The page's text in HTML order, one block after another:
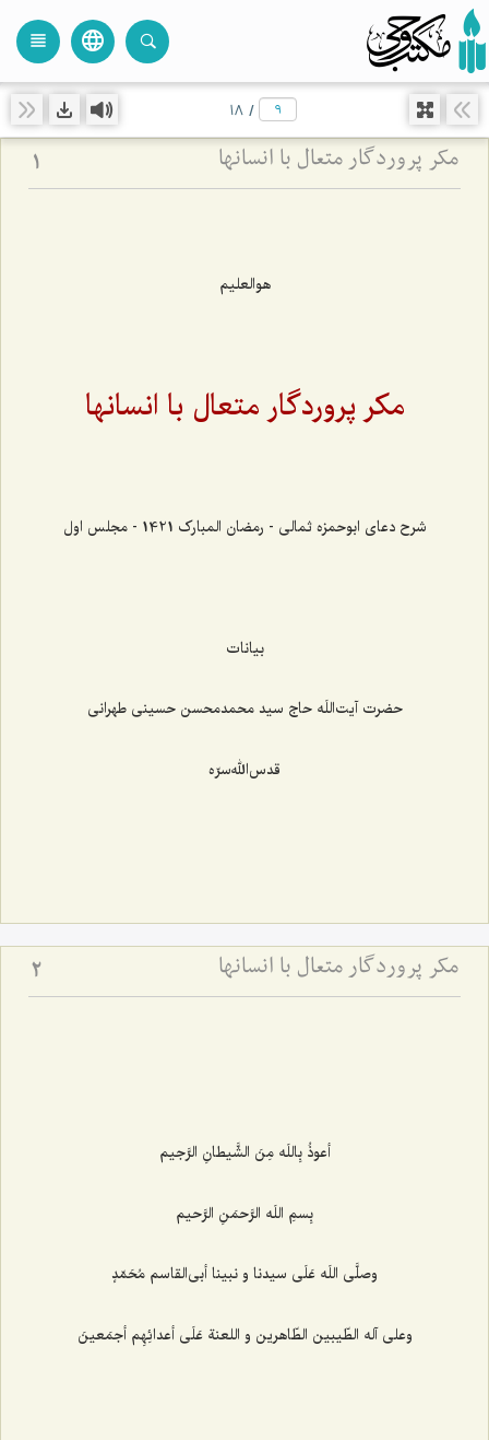
language
view_headline
/
18
مکر پروردگار متعال با انسانها 1
هوالعليم
مکر پروردگار متعال با انسانها
شرح دعای ابوحمزه ثمالی - رمضان المبارک 1421 - مجلس اول
بیانات
حضرت آیت‌اللَه حاج سید محمدمحسن حسینی طهرانی
قدس‌الله‌سرّه
مکر پروردگار متعال با انسانها 2
أعوذُ بِاللَه مِنَ الشَّیطانِ الرَّجیم‌
بِسمِ اللَه الرَّحمَنِ الرَّحیم‌
وصلَّى اللَه عَلَى سیدنا و نبینا أبى‌القاسم مُحَمّدٍ
وعلى آله الطّیبین الطّاهرین و اللعنة عَلَى أعدائِهِم أجمَعینَ‌